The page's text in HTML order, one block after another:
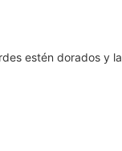
estén dorados y